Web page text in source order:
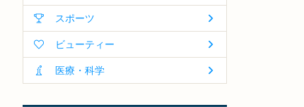
スポーツ
ビューティー
医療・科学